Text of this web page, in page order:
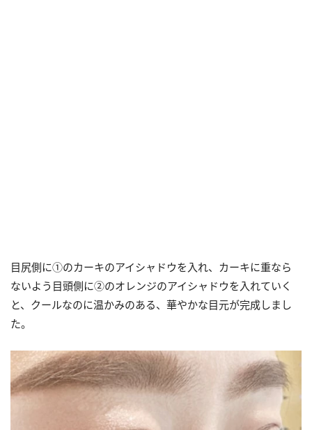
目尻側に①のカーキのアイシャドウを入れ、カーキに重なら
ないよう目頭側に②のオレンジのアイシャドウを入れていく
と、クールなのに温かみのある、華やかな目元が完成しまし
た。